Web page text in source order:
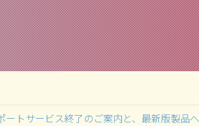
ートサービス終了のご案内と、最新版製品